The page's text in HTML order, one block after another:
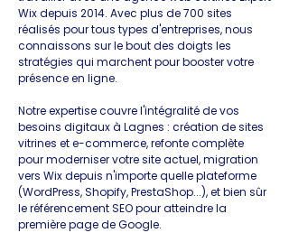
Wix depuis 2014. Avec plus de 700 sites
réalisés pour tous types d'entreprises, nous
connaissons sur le bout des doigts les
stratégies qui marchent pour booster votre
présence en ligne.
Notre expertise couvre l'intégralité de vos
besoins digitaux à Lagnes : création de sites
vitrines et e-commerce, refonte complète
pour moderniser votre site actuel, migration
vers Wix depuis n'importe quelle plateforme
(WordPress, Shopify, PrestaShop...), et bien sûr
le référencement SEO pour atteindre la
première page de Google.